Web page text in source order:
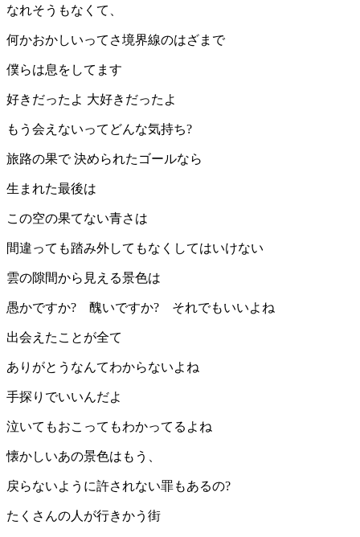
なれそうもなくて、
何かおかしいってさ境界線のはざまで
僕らは息をしてます
好きだったよ 大好きだったよ
もう会えないってどんな気持ち?
旅路の果で 決められたゴールなら
生まれた最後は
この空の果てない青さは
間違っても踏み外してもなくしてはいけない
雲の隙間から見える景色は
愚かですか? 醜いですか? それでもいいよね
出会えたことが全て
ありがとうなんてわからないよね
手探りでいいんだよ
泣いてもおこってもわかってるよね
懐かしいあの景色はもう、
戻らないように許されない罪もあるの?
たくさんの人が行きかう街